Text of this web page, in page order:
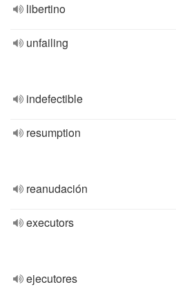
libertino
unfailing
indefectible
resumption
reanudación
executors
ejecutores